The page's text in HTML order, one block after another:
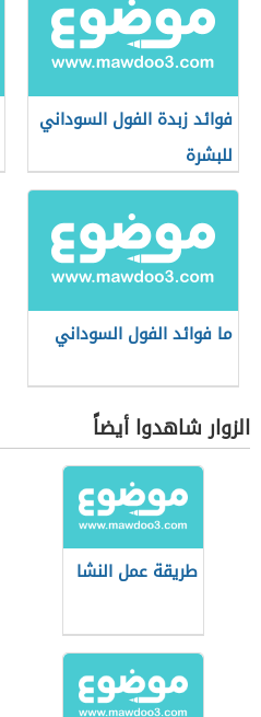
فوائد زبدة الفول السوداني
للبشرة
ما فوائد الفول السوداني
الزوار شاهدوا أيضاً
طريقة عمل النشا